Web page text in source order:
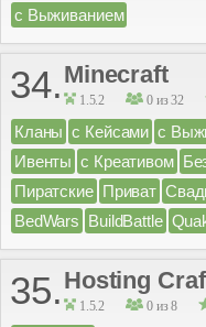
с Выживанием
34. Minecraft
1.5.2 0 из 32
Кланы с Кейсами с
Ивенты с Креативом
Пиратские Приват
BedWars BuildBattle
35. Hosting
1.5.2 0 из 8